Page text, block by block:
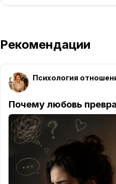
Рекомендации
Почему любовь